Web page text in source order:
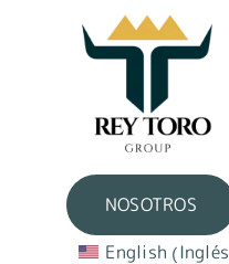
NOSOTROS
English (Inglés